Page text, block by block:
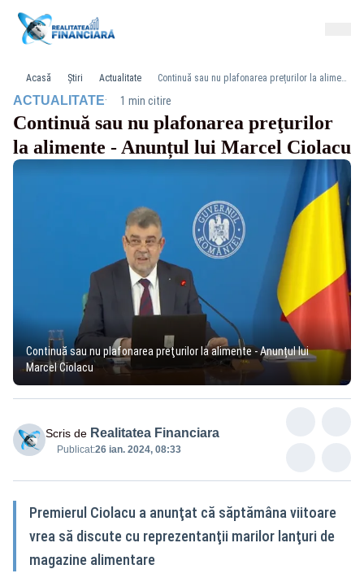
Acasă Știri Actualitate Continuă sau nu plafonarea preţurilor la alimente - Anunțul lui Marcel Ciolacu
ACTUALITATE· 1 min citire
Continuă sau nu plafonarea preţurilor
la alimente - Anunțul lui Marcel Ciolacu
Continuă sau nu plafonarea preţurilor la alimente - Anunțul lui
Marcel Ciolacu
Scris de Realitatea Financiara
Publicat:26 ian. 2024, 08:33
Premierul Ciolacu a anunţat că săptămâna viitoare
vrea să discute cu reprezentanţii marilor lanţuri de
magazine alimentare